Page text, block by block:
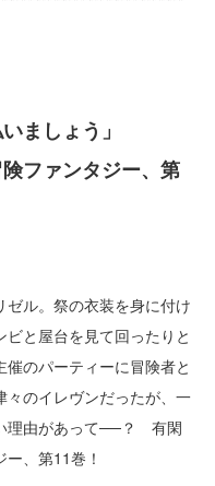
ましょう」
ファンタジー、第
ル。祭の衣装を身に付け
と屋台を見て回ったりと
のパーティーに冒険者と
々のイレヴンだったが、一
理由があって──？ 有閑
、第11巻！